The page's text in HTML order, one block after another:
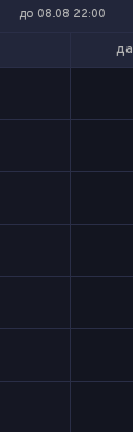
до 08.08 22:00
да